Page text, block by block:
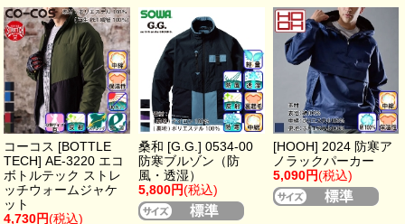
コーコス [BOTTLE
TECH] AE-3220 エコ
ボトルテック ストレ
ッチウォームジャケ
ット
4,730円(税込)
桑和 [G.G.] 0534-00
防寒ブルゾン（防
風・透湿）
5,800円(税込)
[HOOH] 2024 防寒ア
ノラックパーカー
5,090円(税込)